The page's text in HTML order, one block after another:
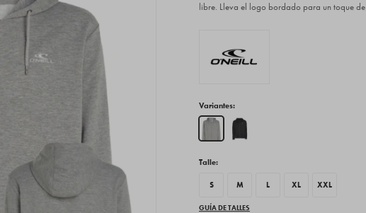
libre. Lleva el logo bordado para un toque
Variantes:
Talle:
S M L XL XXL
GUÍA DE TALLES